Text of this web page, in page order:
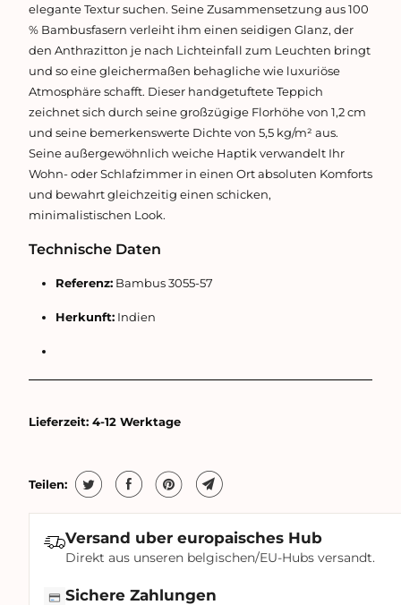
Versand uber europaisches Hub
Direkt aus unseren belgischen/EU-Hubs versandt.
Sichere Zahlungen
elegante Textur suchen. Seine Zusammensetzung aus 100
% Bambusfasern verleiht ihm einen seidigen Glanz, der
den Anthrazitton je nach Lichteinfall zum Leuchten bringt
und so eine gleichermaßen behagliche wie luxuriöse
Atmosphäre schafft. Dieser handgetuftete Teppich
zeichnet sich durch seine großzügige Florhöhe von 1,2 cm
und seine bemerkenswerte Dichte von 5,5 kg/m² aus.
Seine außergewöhnlich weiche Haptik verwandelt Ihr
Wohn- oder Schlafzimmer in einen Ort absoluten Komforts
und bewahrt gleichzeitig einen schicken,
minimalistischen Look.
Technische Daten
Referenz:Bambus 3055-57
Herkunft:Indien
Lieferzeit: 4-12 Werktage
Teilen: